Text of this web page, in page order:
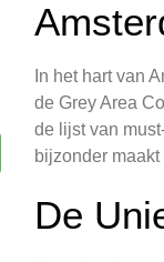
In het hart van
de Grey Area
de lijst van
bijzonder
De